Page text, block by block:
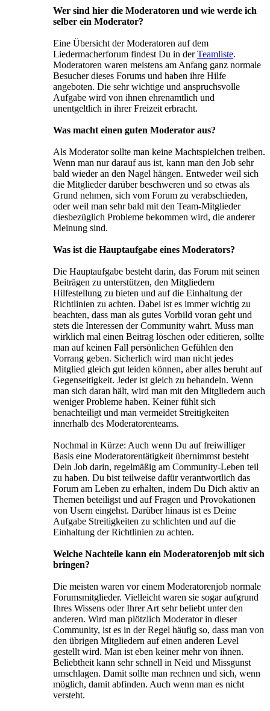
Wer sind hier die Moderatoren und wie werde ich
selber ein Moderator?
Eine Übersicht der Moderatoren auf dem
Liedermacherforum findest Du in derTeamliste.
Moderatoren waren meistens am Anfang ganz normale
Besucher dieses Forums und haben ihre Hilfe
angeboten. Die sehr wichtige und anspruchsvolle
Aufgabe wird von ihnen ehrenamtlich und
unentgeltlich in ihrer Freizeit erbracht.
Was macht einen guten Moderator aus?
Als Moderator sollte man keine Machtspielchen treiben.
Wenn man nur darauf aus ist, kann man den Job sehr
bald wieder an den Nagel hängen. Entweder weil sich
die Mitglieder darüber beschweren und so etwas als
Grund nehmen, sich vom Forum zu verabschieden,
oder weil man sehr bald mit den Team-Mitglieder
diesbezüglich Probleme bekommen wird, die anderer
Meinung sind.
Was ist die Hauptaufgabe eines Moderators?
Die Hauptaufgabe besteht darin, das Forum mit seinen
Beiträgen zu unterstützen, den Mitgliedern
Hilfestellung zu bieten und auf die Einhaltung der
Richtlinien zu achten. Dabei ist es immer wichtig zu
beachten, dass man als gutes Vorbild voran geht und
stets die Interessen der Community wahrt. Muss man
wirklich mal einen Beitrag löschen oder editieren, sollte
man auf keinen Fall persönlichen Gefühlen den
Vorrang geben. Sicherlich wird man nicht jedes
Mitglied gleich gut leiden können, aber alles beruht auf
Gegenseitigkeit. Jeder ist gleich zu behandeln. Wenn
man sich daran hält, wird man mit den Mitgliedern auch
weniger Probleme haben. Keiner fühlt sich
benachteiligt und man vermeidet Streitigkeiten
innerhalb des Moderatorenteams.
Nochmal in Kürze: Auch wenn Du auf freiwilliger
Basis eine Moderatorentätigkeit übernimmst besteht
Dein Job darin, regelmäßig am Community-Leben teil
zu haben. Du bist teilweise dafür verantwortlich das
Forum am Leben zu erhalten, indem Du Dich aktiv an
Themen beteiligst und auf Fragen und Provokationen
von Usern eingehst. Darüber hinaus ist es Deine
Aufgabe Streitigkeiten zu schlichten und auf die
Einhaltung der Richtlinien zu achten.
Welche Nachteile kann ein Moderatorenjob mit sich
bringen?
Die meisten waren vor einem Moderatorenjob normale
Forumsmitglieder. Vielleicht waren sie sogar aufgrund
Ihres Wissens oder Ihrer Art sehr beliebt unter den
anderen. Wird man plötzlich Moderator in dieser
Community, ist es in der Regel häufig so, dass man von
den übrigen Mitgliedern auf einen anderen Level
gestellt wird. Man ist eben keiner mehr von ihnen.
Beliebtheit kann sehr schnell in Neid und Missgunst
umschlagen. Damit sollte man rechnen und sich, wenn
möglich, damit abfinden. Auch wenn man es nicht
versteht.